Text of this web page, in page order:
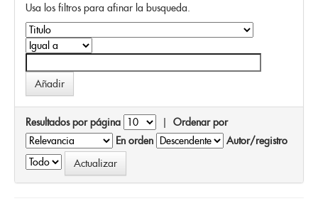
Usa los filtros para afinar la busqueda.
Resultados por página | Ordenar por
En orden
Autor/registro